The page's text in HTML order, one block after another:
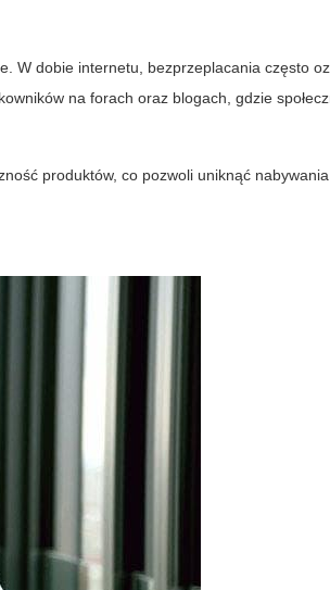
W dobie internetu, bezprzeplacania często
na forach oraz blogach, gdzie
produktów, co pozwoli uniknąć